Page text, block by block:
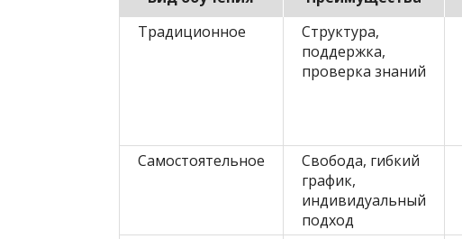
Традиционное
Структура,
поддержка,
проверка знаний
Самостоятельное
Свобода, гибкий
график,
индивидуальный
подход